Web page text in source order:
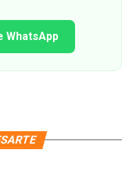
WhatsApp